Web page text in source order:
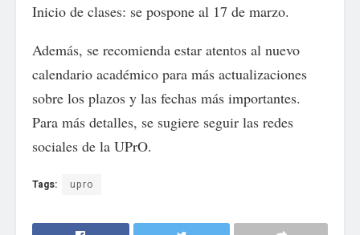
Inicio de clases: se pospone al 17 de marzo.
Además, se recomienda estar atentos al nuevo
calendario académico para más actualizaciones
sobre los plazos y las fechas más importantes.
Para más detalles, se sugiere seguir las redes
sociales de la UPrO.
Tags: upro